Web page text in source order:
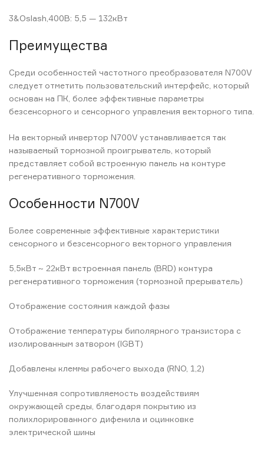
3&Oslash,400В: 5,5 — 132кВт
Преимущества
Среди особенностей частотного преобразователя N700V
следует отметить пользовательский интерфейс, который
основан на ПК, более эффективные параметры
безсенсорного и сенсорного управления векторного типа.
На векторный инвертор N700V устанавливается так
называемый тормозной проигрыватель, который
представляет собой встроенную панель на контуре
регенеративного торможения.
Особенности N700V
Более современные эффективные характеристики
сенсорного и безсенсорного векторного управления
5,5кВт ~ 22кВт встроенная панель (BRD) контура
регенеративного торможения (тормозной прерыватель)
Отображение состояния каждой фазы
Отображение температуры биполярного транзистора с
изолированным затвором (IGBT)
Добавлены клеммы рабочего выхода (RNO, 1,2)
Улучшенная сопротивляемость воздействиям
окружающей среды, благодаря покрытию из
полихлорированного дифенила и оцинковке
электрической шины